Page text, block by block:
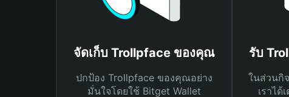
จัดเก็บ Trollpface ของคุณ
ปกป้อง Trollpface ของคุณอย่าง
มั่นใจโดยใช้ Bitget Wallet
รับ
ในส่วนกิ
เราได้